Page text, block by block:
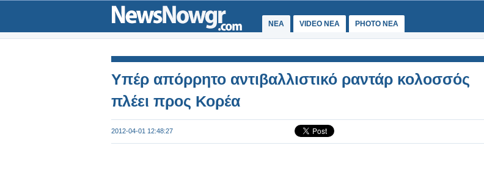
ΝΕΑ VIDEO NEA PHOTO NEA
Υπέρ απόρρητο αντιβαλλιστικό ραντάρ κολοσσός
πλέει προς Κορέα
2012-04-01 12:48:27